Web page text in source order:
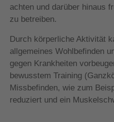
achten und darüber hinaus
zu betreiben.
Durch körperliche Aktivität
allgemeines Wohlbefinden
gegen Krankheiten
bewusstem Training
Miss­befinden, wie zum
reduziert und ein